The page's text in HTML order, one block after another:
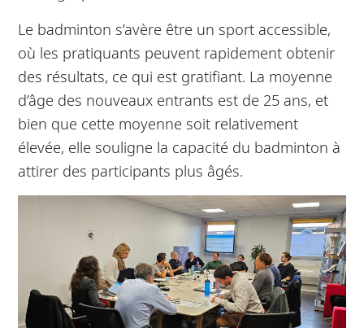
Le badminton s’avère être un sport accessible,
où les pratiquants peuvent rapidement obtenir
des résultats, ce qui est gratifiant. La moyenne
d’âge des nouveaux entrants est de 25 ans, et
bien que cette moyenne soit relativement
élevée, elle souligne la capacité du badminton à
attirer des participants plus âgés.